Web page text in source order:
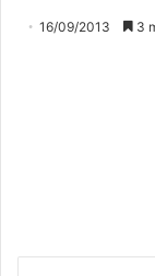
16/09/2013 3